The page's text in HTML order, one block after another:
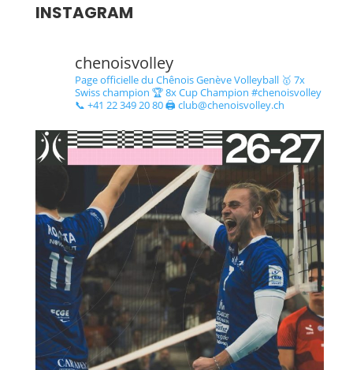
INSTAGRAM
chenoisvolley
Page officielle du Chênois Genève Volleyball 🥇 7x
Swiss champion 🏆 8x Cup Champion #chenoisvolley
📞 +41 22 349 20 80 🖨 club@chenoisvolley.ch